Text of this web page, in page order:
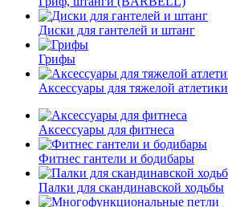
Диски для гантелей и штанг
Грифы
Аксессуары для тяжелой атлетики
Аксессуары для фитнеса
Фитнес гантели и бодибары
Палки для скандинавской ходьбы